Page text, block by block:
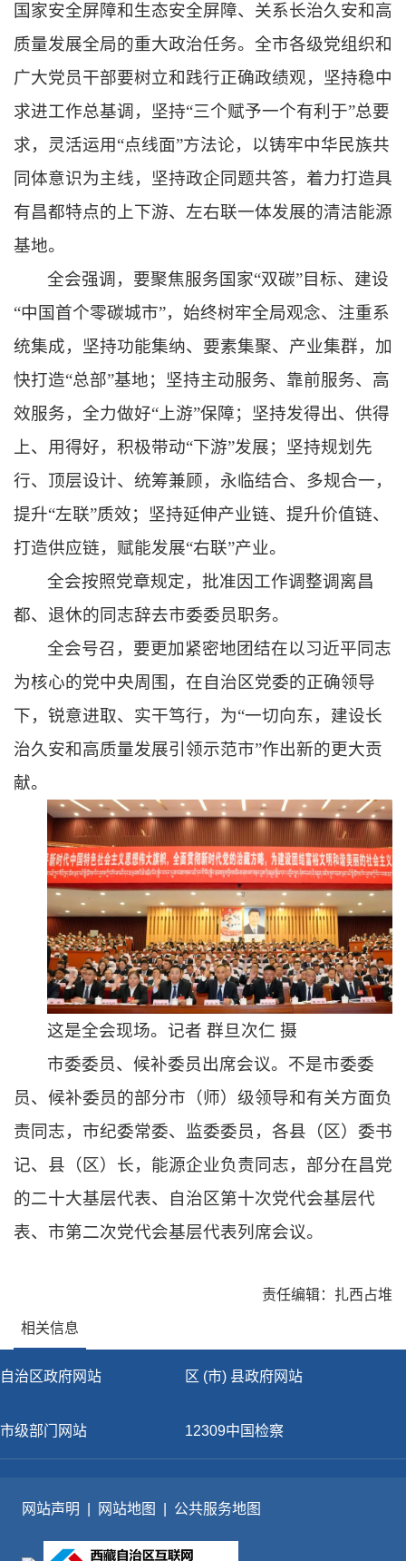
国家安全屏障和生态安全屏障、关系长治久安和高
质量发展全局的重大政治任务。全市各级党组织和
广大党员干部要树立和践行正确政绩观，坚持稳中
求进工作总基调，坚持“三个赋予一个有利于”总要
求，灵活运用“点线面”方法论，以铸牢中华民族共
同体意识为主线，坚持政企同题共答，着力打造具
有昌都特点的上下游、左右联一体发展的清洁能源
基地。
全会强调， 要聚焦服务国家“双碳”目标、建设
“中国首个零碳城市”，始终树牢全局观念、注重系
统集成，坚持功能集纳、要素集聚、产业集群，加
快打造“总部”基地；坚持主动服务、靠前服务、高
效服务，全力做好“上游”保障；坚持发得出、供得
上、用得好，积极带动“下游”发展；坚持规划先
行、顶层设计、统筹兼顾，永临结合、多规合一，
提升“左联”质效；坚持延伸产业链、提升价值链、
打造供应链，赋能发展“右联”产业。
全会按照党章规定，批准因工作调整调离昌
都、退休的同志辞去市委委员职务。
全会号召， 要更加紧密地团结在以习近平同志
为核心的党中央周围，在自治区党委的正确领导
下，锐意进取、实干笃行，为“一切向东，建设长
治久安和高质量发展引领示范市”作出新的更大贡
献。
这是全会现场。记者 群旦次仁 摄
市委委员、候补委员出席会议。不是市委委
员、候补委员的部分市（师）级领导和有关方面负
责同志，市纪委常委、监委委员，各县（区）委书
记、县（区）长，能源企业负责同志，部分在昌党
的二十大基层代表、自治区第十次党代会基层代
表、市第二次党代会基层代表列席会议。
责任编辑：扎西占堆
相关信息
自治区政府网站 区 (市) 县政府网站
市级部门网站 12309中国检察
网站声明 网站地图 公共服务地图